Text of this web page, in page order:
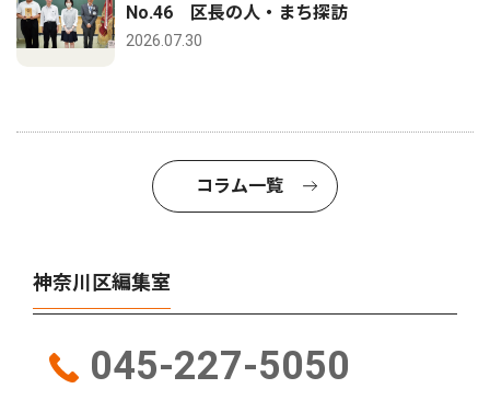
No.46 区長の人・まち探訪
2026.07.30
コラム一覧
神奈川区編集室
045-227-5050